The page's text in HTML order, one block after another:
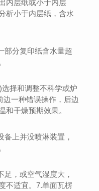
内层纸或小于内层
析小于内层纸，含水
部分复印纸含水量超
择和调整不科学或炉
一种错误操作，后边
和干燥预期效果。
备上并没喷淋装置，
，或空气湿度大，
不适宜。7.单面瓦楞